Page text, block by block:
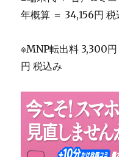
年概算 ＝ 34,156円 税
※MNP転出料 3,300円
円 税込み